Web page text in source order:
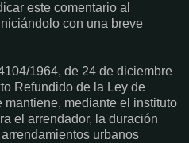
este comentario al
con una breve
1964, de 24 de diciembre
Refundido de la Ley de
mediante el instituto
el arrendador, la duración
urbanos